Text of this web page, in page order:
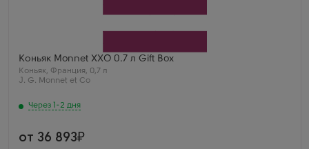
Коньяк Monnet XХO 0.7 л Gift Box
Коньяк, Франция, 0,7 л
J. G. Monnet et Co
Через 1-2 дня
Регион
Коньяк
Выдержка
14 лет
Монне ХХО — это что-то запредельное.
от 36 893